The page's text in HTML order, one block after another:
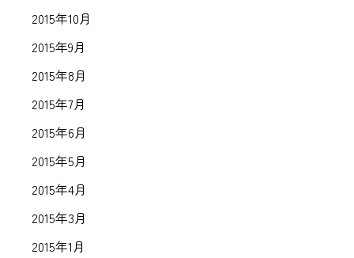
2015年10月
2015年9月
2015年8月
2015年7月
2015年6月
2015年5月
2015年4月
2015年3月
2015年1月